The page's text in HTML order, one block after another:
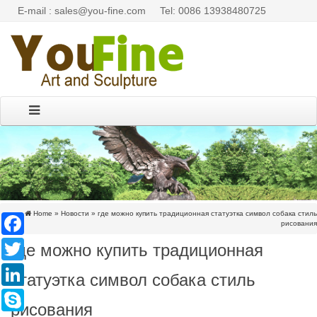
E-mail : sales@you-fine.com Tel: 0086 13938480725
Home » Новости » где можно купить традиционная статуэтка символ собака стиль
рисования
где можно купить традиционная
статуэтка символ собака стиль
рисования
Facebook